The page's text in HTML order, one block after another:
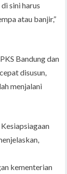
sini harus
atau banjir,”
Bandung dan
disusun,
menjalani
kementerian